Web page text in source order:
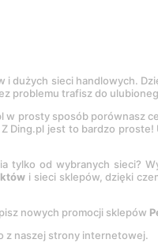
i dużych sieci handlowych.
problemu trafisz do
w prosty sposób porównasz
Ding.pl jest to bardzo
tylko od wybranych sieci?
i sieci sklepów, dzięki
nowych promocji sklepów
z naszej strony internetowej.